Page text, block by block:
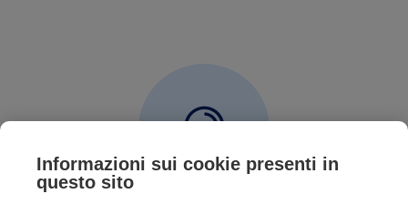
Informazioni sui cookie presenti in
questo sito